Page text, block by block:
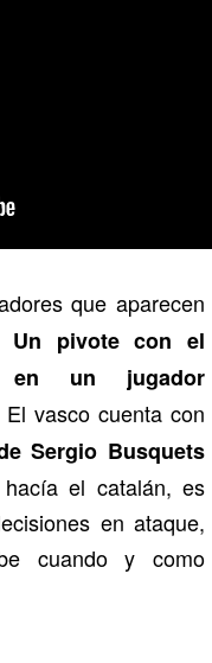
que aparecen
Un pivote con el
en un jugador
vasco cuenta con
Sergio Busquets
el catalán, es
en ataque,
cuando y como